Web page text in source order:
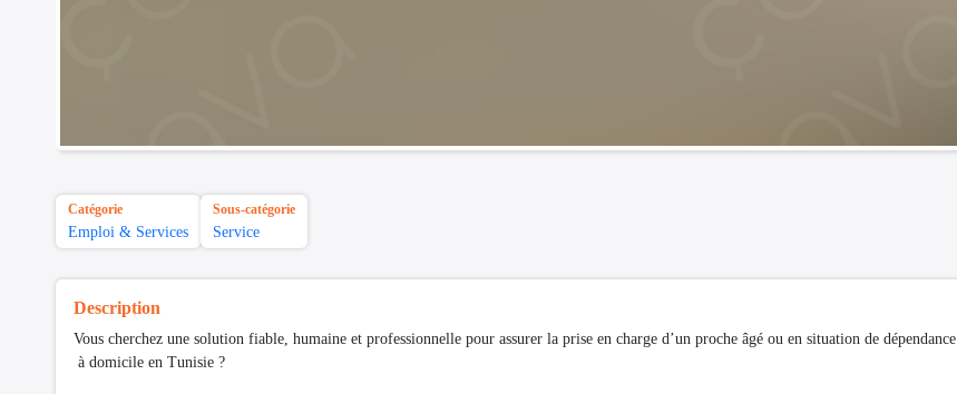
Catégorie
Emploi & Services
Sous-catégorie
Service
Description
Vous cherchez une solution fiable, humaine et professionnelle pour assurer la prise en charge d’un proche âgé ou en situation de dépendance
à domicile en Tunisie ?